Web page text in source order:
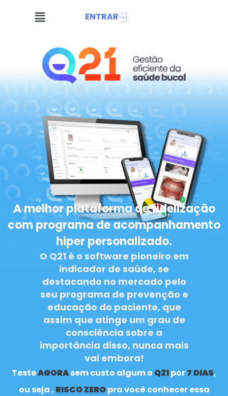
ENTRAR
A melhor plataforma de fidelização
com programa de acompanhamento
hiper personalizado.
O Q21 é o software pioneiro em
indicador de saúde, se
destacando no mercado pelo
seu programa de prevenção e
educação do paciente, que
assim que atinge um grau de
consciência sobre a
importância disso, nunca mais
vai embora!
TesteAGORAsem custo algum o Q21por7 DIAS,
ou seja , RISCO ZEROpra você conhecer essa